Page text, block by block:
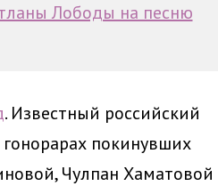
Лободы на песню
. Известный российский
покинувших
Чулпан Хаматовой